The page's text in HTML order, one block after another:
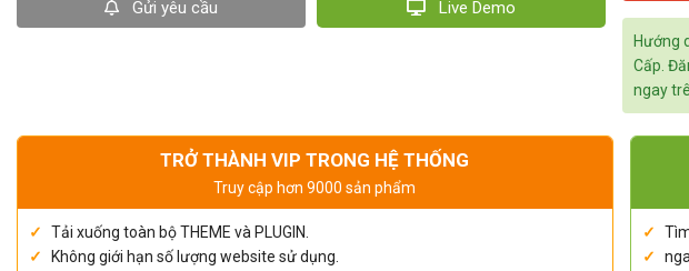
Gửi yêu cầu Live Demo
Hướng
Cấp.
ngay
TRỞ THÀNH VIP TRONG HỆ THỐNG
Truy cập hơn 9000 sản phẩm
Tải xuống toàn bộ THEME và PLUGIN.
Không giới hạn số lượng website sử dụng.